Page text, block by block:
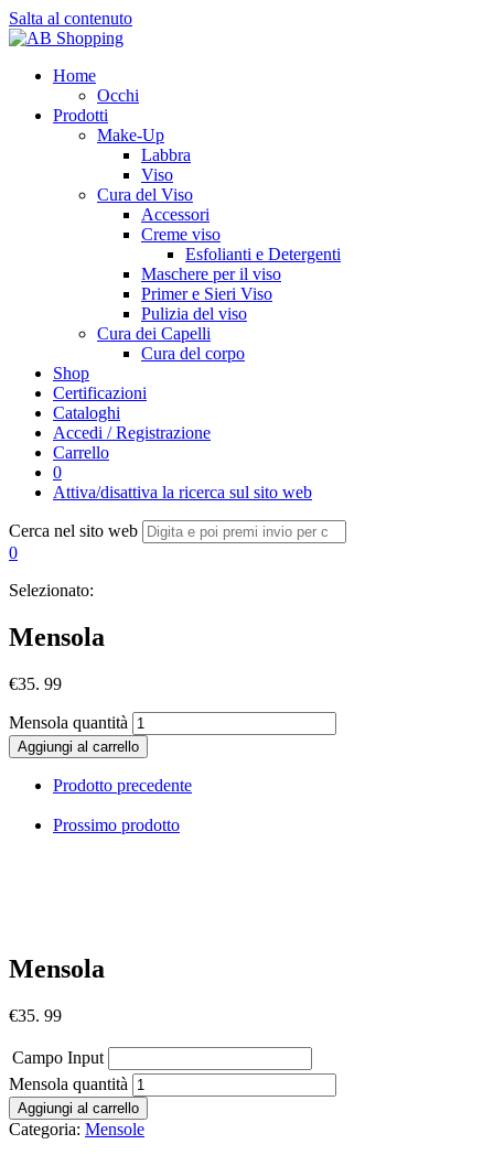
Salta al contenuto
Home
Occhi
Prodotti
Make-Up
Labbra
Viso
Cura del Viso
Accessori
Creme viso
Esfolianti e Detergenti
Maschere per il viso
Primer e Sieri Viso
Pulizia del viso
Cura dei Capelli
Cura del corpo
Shop
Certificazioni
Cataloghi
Accedi / Registrazione
Carrello
0
Attiva/disattiva la ricerca sul sito web
Cerca nel sito web
0
Selezionato:
Mensola
€35. 99
Mensola quantità
Aggiungi al carrello
Prodotto precedente
Prossimo prodotto
Mensola
€35. 99
Campo Input
Mensola quantità
Aggiungi al carrello
Categoria: Mensole